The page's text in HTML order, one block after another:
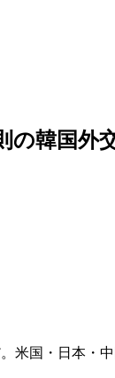
の韓国外
国・日本・